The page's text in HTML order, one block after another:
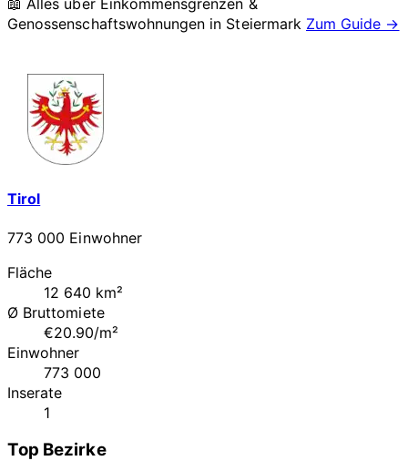
Genossenschaftswohnungen in Steiermark Zum Guide →
Tirol
773 000 Einwohner
Fläche
12 640 km²
Ø Bruttomiete
€20.90/m²
Einwohner
773 000
Inserate
1
Top Bezirke